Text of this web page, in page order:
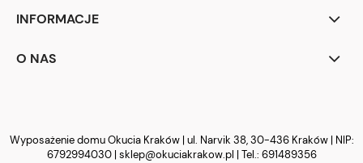
INFORMACJE
O NAS
Wyposażenie domu Okucia Kraków | ul. Narvik 38, 30-436 Kraków | NIP:
6792994030 | sklep@okuciakrakow.pl | Tel.: 691489356